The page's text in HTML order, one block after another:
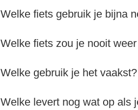
Welke fiets gebruik je bijna
Welke fiets zou je nooit
Welke gebruik je het
Welke levert nog wat op als